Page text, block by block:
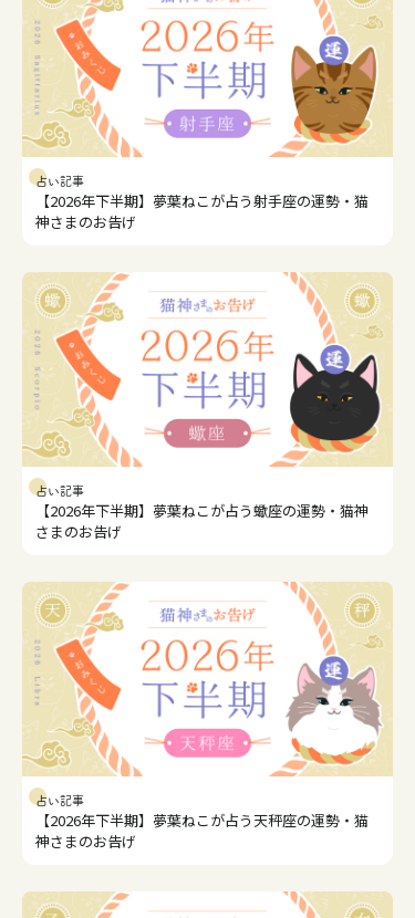
占い記事
【2026年下半期】夢葉ねこが占う射手座の運勢・猫
神さまのお告げ
占い記事
【2026年下半期】夢葉ねこが占う蠍座の運勢・猫神
さまのお告げ
占い記事
【2026年下半期】夢葉ねこが占う天秤座の運勢・猫
神さまのお告げ